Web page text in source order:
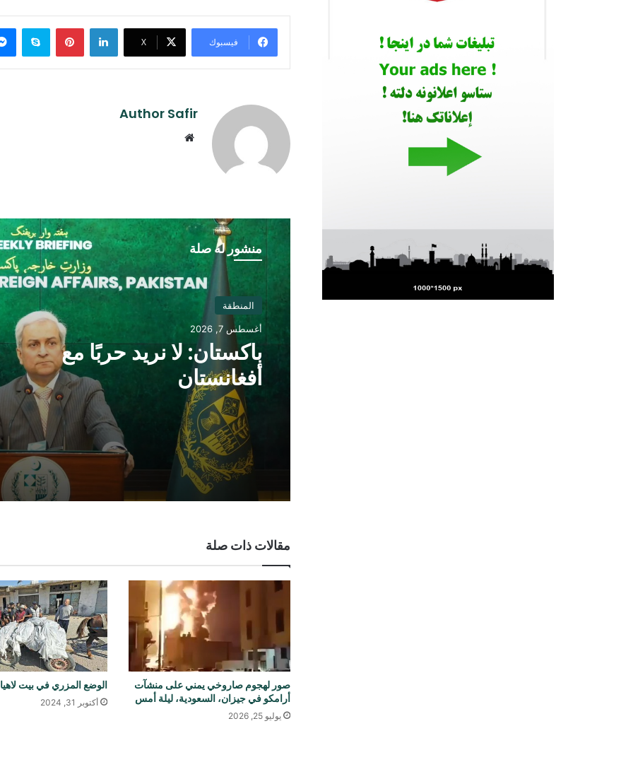
فيسبوك ‫X
لينكدإن بينتيريست
Author Safir
منشور له صلة
المنطقة
أغسطس 7, 2026
باكستان: لا نريد حربًا مع
أفغانستان
مقالات ذات صلة
صور لهجوم صاروخي يمني على منشآت
أرامكو في جيزان، السعودية، ليلة أمس
يوليو 25, 2026
الوضع المزري في بيت لاهيا
أكتوبر 31, 2024